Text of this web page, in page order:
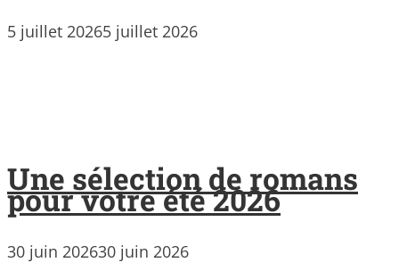
5 juillet 20265 juillet 2026
Une sélection de romans
pour votre été 2026
30 juin 202630 juin 2026